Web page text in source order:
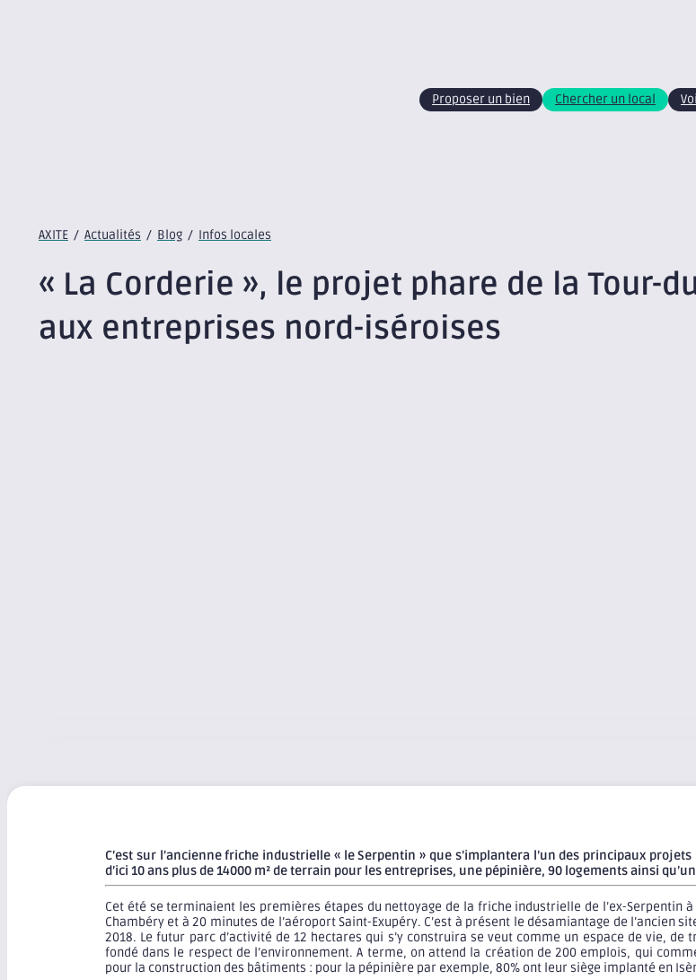
Proposer un bien Chercher un local
AXITE / Actualités / Blog / Infos locales
« La Corderie », le projet phare de la Tour-
aux entreprises nord-iséroises
C’est sur l’ancienne friche industrielle « le Serpentin » que s’implantera l’un des principaux
d’ici 10 ans plus de 14000 m² de terrain pour les entreprises, une pépinière, 90 logements ainsi
Cet été se terminaient les premières étapes du nettoyage de la friche industrielle de l’ex-Serpentin
Chambéry et à 20 minutes de l’aéroport Saint-Exupéry. C’est à présent le désamiantage de l’ancien
2018. Le futur parc d’activité de 12 hectares qui s’y construira se veut comme un espace de vie,
fondé dans le respect de l’environnement. A terme, on attend la création de 200 emplois, qui
pour la construction des bâtiments : pour la pépinière par exemple, 80% ont leur siège implanté en